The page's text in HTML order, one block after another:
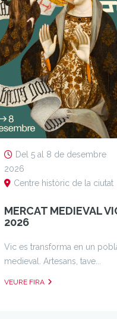
Del 5 al 8 de desembre
2026
Centre històric de la ciutat
MERCAT MEDIEVAL
2026
Vic es transforma en un
medieval. Artesans, tave...
VEURE FIRA